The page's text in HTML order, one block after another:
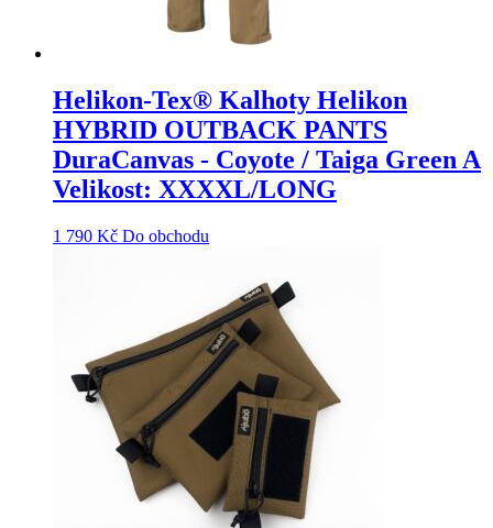
Helikon-Tex® Kalhoty Helikon
HYBRID OUTBACK PANTS
DuraCanvas - Coyote / Taiga Green A
Velikost: XXXXL/LONG
1 790 Kč Do obchodu